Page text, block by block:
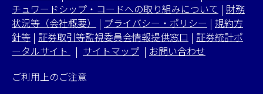
チュワードシップ・コードへの取り組みについて | 財務
状況等（会社概要）
| プライバシー・ポリシー | 規約方
針等 | 証券取引等監視委員会情報提供窓口 | 証券統計ポ
ータルサイト
| サイトマップ | お問い合わせ
ご利用上のご注意